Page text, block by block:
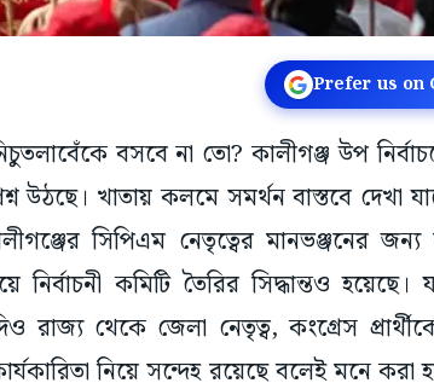
Prefer us on
বসবে না তো? কালীগঞ্জ উপ
উঠছে। খাতায় কলমে সমর্থন বাস্তবে দেখা
সিপিএম নেতৃত্বের মানভঞ্জনের
কমিটি তৈরির সিদ্ধান্তও হয়েছে।
থেকে জেলা নেতৃত্ব, কংগ্রেস
নিয়ে সন্দেহ রয়েছে বলেই মনে করা